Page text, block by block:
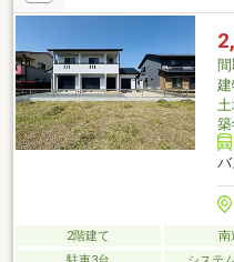
間
築
2階建て 南